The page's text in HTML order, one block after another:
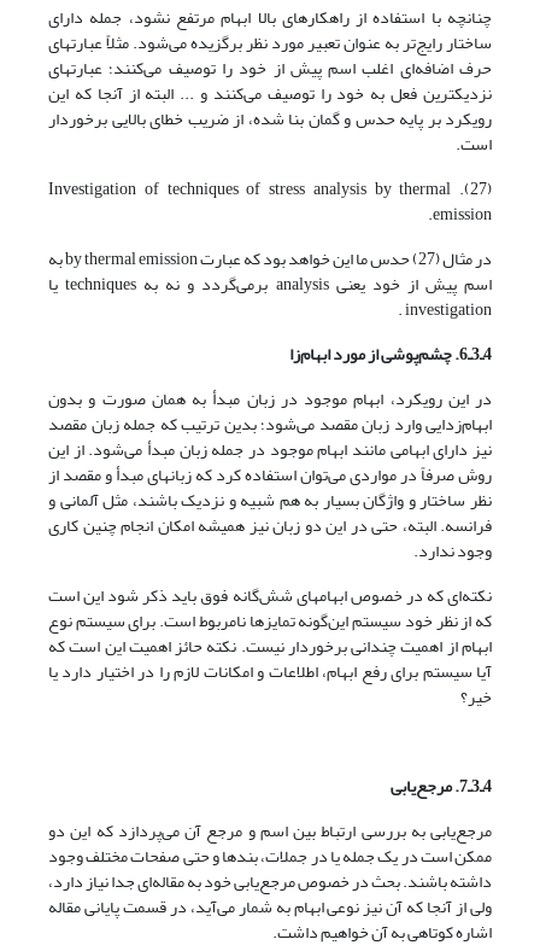
چنانچه با استفاده از راهکارهای بالا ابهام مرتفع نشود، جمله دارای
ساختار رایج‌تر به عنوان تعبیر مورد نظر برگزیده می‌شود. مثلاً عبارتهای
حرف اضافه‌ای اغلب اسم پیش از خود را توصیف می‌کنند؛ عبارتهای
نزدیکترین فعل به خود را توصیف می‌کنند و ... البته از آنجا که این
رویکرد بر پایه حدس و گمان بنا شده، از ضریب خطای بالایی برخوردار
است.
(27). Investigation of techniques of stress analysis by thermal
emission.
در مثال (27) حدس ما این خواهد بود که عبارت by thermal emission به
اسم پیش از خود یعنی analysis برمی‌گردد و نه به techniques یا
investigation .
4ـ3ـ6. چشم‌پوشی از مورد ابهام‌زا
در این رویکرد، ابهام موجود در زبان مبدأ به همان صورت و بدون
ابهام‌زدایی وارد زبان مقصد می‌شود؛ بدین ترتیب که جمله زبان مقصد
نیز دارای ابهامی مانند ابهام موجود در جمله زبان مبدأ می‌شود. از این
روش صرفاً در مواردی می‌توان استفاده کرد که زبانهای مبدأ و مقصد از
نظر ساختار و واژگان بسیار به هم شبیه و نزدیک باشند، مثل آلمانی و
فرانسه. البته، حتی در این دو زبان نیز همیشه امکان انجام چنین کاری
وجود ندارد.
نکته‌ای که در خصوص ابهامهای شش‌گانه فوق باید ذکر شود این است
که از نظر خود سیستم این‌گونه تمایزها نامربوط است. برای سیستم نوع
ابهام از اهمیت چندانی برخوردار نیست. نکته حائز اهمیت این است که
آیا سیستم برای رفع ابهام، اطلاعات و امکانات لازم را در اختیار دارد یا
خیر؟
4ـ3ـ7. مرجع‌یابی
مرجع‌یابی به بررسی ارتباط بین اسم و مرجع آن می‌پردازد که این دو
ممکن است در یک جمله یا در جملات، بندها و حتی صفحات مختلف وجود
داشته باشند. بحث در خصوص مرجع‌یابی خود به مقاله‌ای جدا نیاز دارد،
ولی از آنجا که آن نیز نوعی ابهام به شمار می‌آید، در قسمت پایانی مقاله
اشاره کوتاهی به آن خواهیم داشت.